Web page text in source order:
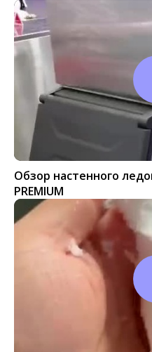
Обзор настенного
PREMIUM